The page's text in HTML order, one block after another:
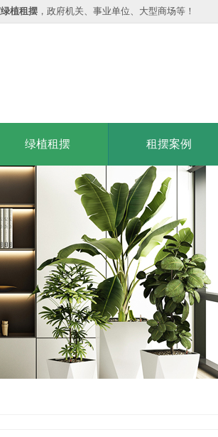
植租摆 ，政府机关、事业单位、大型商场等！
绿植租摆 租摆案例